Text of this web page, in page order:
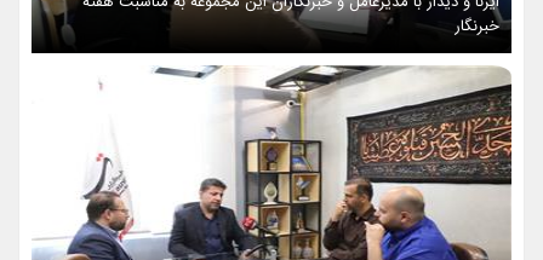
خبرنگار